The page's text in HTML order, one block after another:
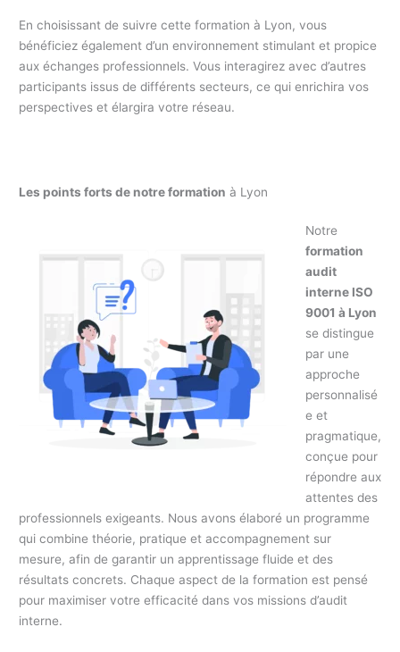
En choisissant de suivre cette formation à Lyon, vous
bénéficiez également d’un environnement stimulant et propice
aux échanges professionnels. Vous interagirez avec d’autres
participants issus de différents secteurs, ce qui enrichira vos
perspectives et élargira votre réseau.
Les points forts de notre formation à Lyon
Notre
formation
audit
interne ISO
9001 à Lyon
se distingue
par une
approche
personnalisé
e et
pragmatique,
conçue pour
répondre aux
attentes des
professionnels exigeants. Nous avons élaboré un programme
qui combine théorie, pratique et accompagnement sur
mesure, afin de garantir un apprentissage fluide et des
résultats concrets. Chaque aspect de la formation est pensé
pour maximiser votre efficacité dans vos missions d’audit
interne.